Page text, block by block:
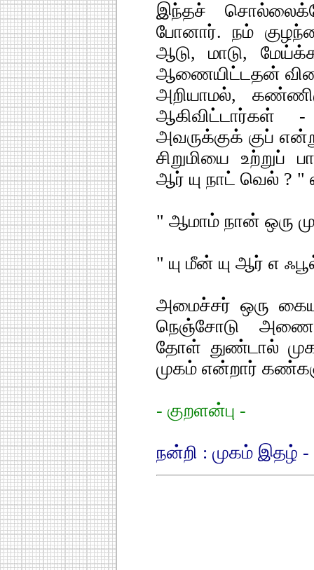
இந்தச்
போனார். நம்
ஆடு, மாடு,
ஆணையிட்டதன்
அறியாமல்,
ஆகிவிட்டார்கள்
அவருக்குக் குப்
சிறுமியை உற்றுப்
ஆர் யு நாட் வெல் ?
" ஆமாம் நான் ஒரு
" யு மீன் யு ஆர் எ
அமைச்சர் ஒரு
நெஞ்சோடு
தோள் துண்டால்
முகம் என்றார்
- குறளன்பு -
நன்றி : முகம் இதழ் -